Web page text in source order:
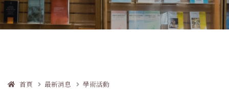
首頁 最新消息 學術活動